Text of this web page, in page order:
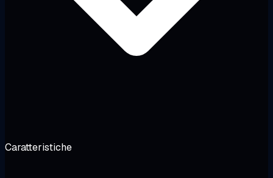
Caratteristiche